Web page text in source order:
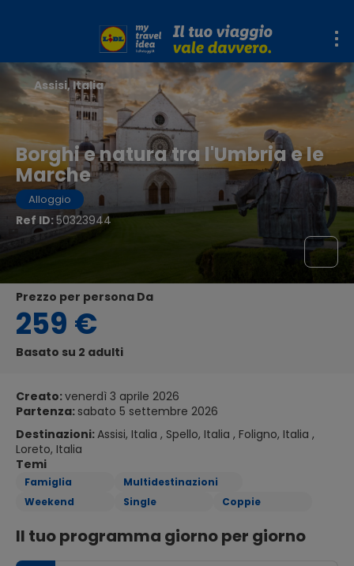
Borghi e natura tra l'Umbria e le
Marche
Alloggio
Ref ID:50323944
Assisi, Italia
Prezzo per persona Da
259 €
Basato su 2 adulti
Creato:venerdì 3 aprile 2026
Partenza: sabato 5 settembre 2026
Destinazioni:Assisi, Italia , Spello, Italia , Foligno, Italia ,
Loreto, Italia
Temi
Famiglia
Multidestinazioni
Weekend
Single Coppie
Il tuo programma giorno per giorno